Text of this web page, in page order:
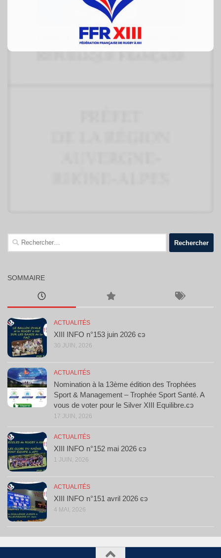
Rechercher :
SOMMAIRE
ACTUALITÉS
XIII INFO n°153 juin 2026 ͼͽ
30 JUIN, 2026
ACTUALITÉS
Nomination à la 13ème édition des Trophées
Sport & Management – Trophée Sport Santé. A
vous de voter pour le Silver XIII Equilibre.ͼͽ
17 JUIN, 2026
ACTUALITÉS
XIII INFO n°152 mai 2026 ͼͽ
1 JUIN, 2026
ACTUALITÉS
XIII INFO n°151 avril 2026 ͼͽ
4 MAI, 2026